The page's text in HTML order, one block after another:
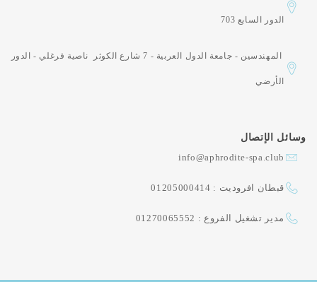
الدور السابع 703
المهندسين - جامعة الدول العربية - 7 شارع الكوثر ناصية فرغلي - الدور
الأرضي
وسائل الإتصال
info@aphrodite-spa.club
قبطان افروديت : 01205000414
مدير تشغيل الفروع : 01270065552